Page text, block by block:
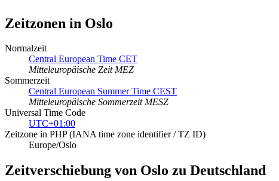
Zeitzonen in Oslo
Normalzeit
Central European Time CET
Mitteleuropäische Zeit MEZ
Sommerzeit
Central European Summer Time CEST
Mitteleuropäische Sommerzeit MESZ
Universal Time Code
UTC+01:00
Zeitzone in PHP (IANA time zone identifier / TZ ID)
Europe/Oslo
Zeitverschiebung von Oslo zu Deutschland